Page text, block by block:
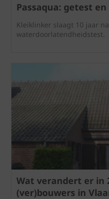
Passaqua: getest
Kleiklinker slaagt 10 jaar
waterdoorlatendheidstest.
Wat verandert er in
(ver)bouwers in